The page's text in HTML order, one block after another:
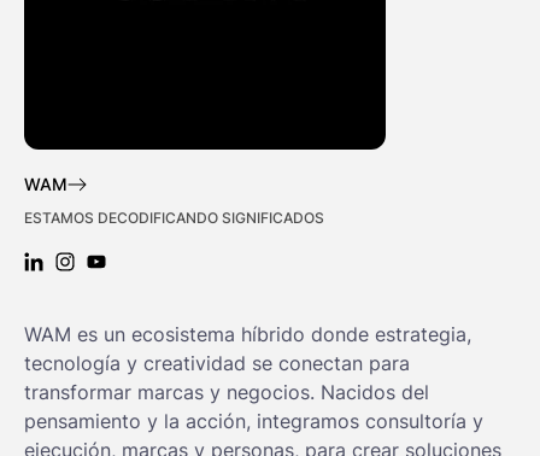
WAM
ESTAMOS DECODIFICANDO SIGNIFICADOS
LINKEDIN: WAM
INSTAGRAM: WAM
YOUTUBE: WAM
WAM es un ecosistema híbrido donde estrategia,
tecnología y creatividad se conectan para
transformar marcas y negocios. Nacidos del
pensamiento y la acción, integramos consultoría y
ejecución, marcas y personas, para crear soluciones